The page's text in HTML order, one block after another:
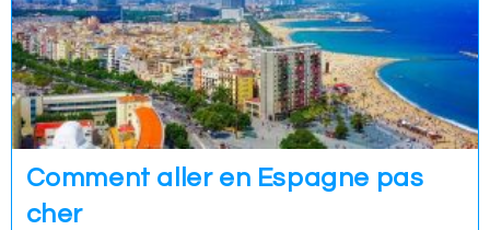
Comment aller en Espagne pas
cher